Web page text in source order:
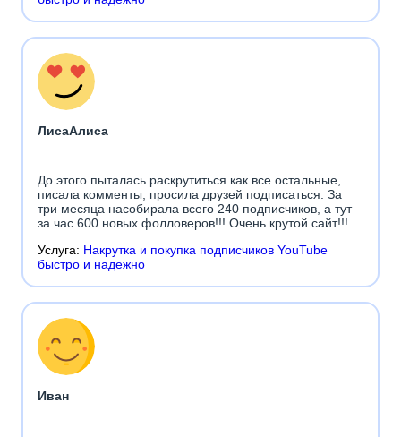
ЛисаАлиса
До этого пыталась раскрутиться как все остальные,
писала комменты, просила друзей подписаться. За
три месяца насобирала всего 240 подписчиков, а тут
за час 600 новых фолловеров!!! Очень крутой сайт!!!
Услуга: Накрутка и покупка подписчиков YouTube
быстро и надежно
Иван